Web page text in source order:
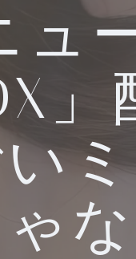
ュ
ゃ